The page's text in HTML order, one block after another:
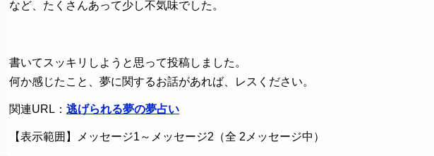
など、たくさんあって少し不気味でした。
書いてスッキリしようと思って投稿しました。
何か感じたこと、夢に関するお話があれば、レスください。
関連URL： 逃げられる夢の夢占い
【表示範囲】メッセージ1～メッセージ2（全 2メッセージ中）